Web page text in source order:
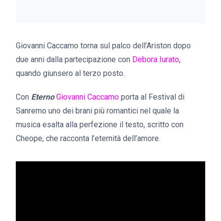
Giovanni Caccamo torna sul palco dell’Ariston dopo
due anni dalla partecipazione con Debora Iurato,
quando giunsero al terzo posto.
Con Eterno Giovanni Caccamo porta al Festival di
Sanremo uno dei brani più romantici nel quale la
musica esalta alla perfezione il testo, scritto con
Cheope, che racconta l’eternità dell’amore.